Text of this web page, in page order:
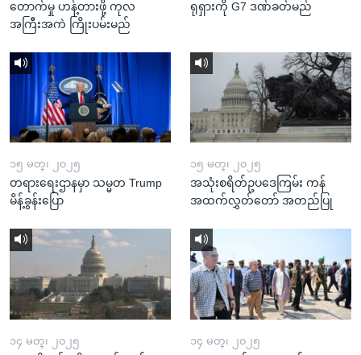
တောက်မှု ဟန့်တားဖို့ ကုလ
အကြီးအကဲ ကြိုးပမ်းမည်
ရုရှားကို G7 ဒဏ်ခတ်မည်
၁၅ မတ္၊ ၂၀၂၅
တရားရေးဌာနမှာ သမ္မတ Trump
မိန့်ခွန်းပြော
၁၅ မတ္၊ ၂၀၂၅
အသုံးစရိတ်ဥပဒေကြမ်း ကန်
အထက်လွှတ်တော် အတည်ပြု
၁၄ မတ္၊ ၂၀၂၅ ၁၄ မတ္၊ ၂၀၂၅